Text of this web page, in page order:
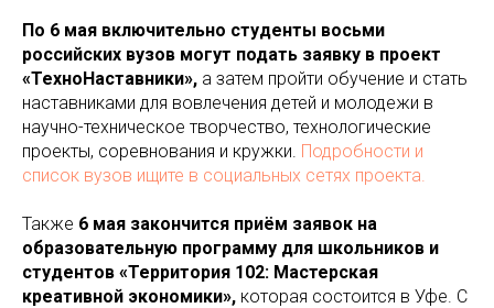
По 6 мая включительно студенты восьми
российских вузов могут подать заявку в проект
«ТехноНаставники», а затем пройти обучение и стать
наставниками для вовлечения детей и молодежи в
научно-техническое творчество, технологические
проекты, соревнования и кружки. Подробности и
список вузов ищите в социальных сетях проекта.
Также 6 мая закончится приём заявок на
образовательную программу для школьников и
студентов «Территория 102: Мастерская
креативной экономики», которая состоится в Уфе. С